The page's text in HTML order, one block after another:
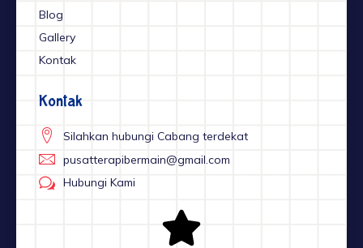
Blog
Gallery
Kontak
Kontak
Silahkan hubungi Cabang terdekat
pusatterapibermain@gmail.com
Hubungi Kami